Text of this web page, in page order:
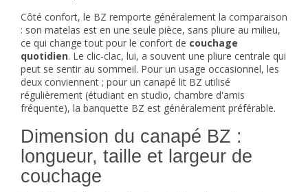
Côté confort, le BZ remporte généralement la comparaison
: son matelas est en une seule pièce, sans pliure au milieu,
ce qui change tout pour le confort de couchage
quotidien. Le clic-clac, lui, a souvent une pliure centrale qui
peut se sentir au sommeil. Pour un usage occasionnel, les
deux conviennent ; pour un canapé lit BZ utilisé
régulièrement (étudiant en studio, chambre d'amis
fréquente), la banquette BZ est généralement préférable.
Dimension du canapé BZ :
longueur, taille et largeur de
couchage